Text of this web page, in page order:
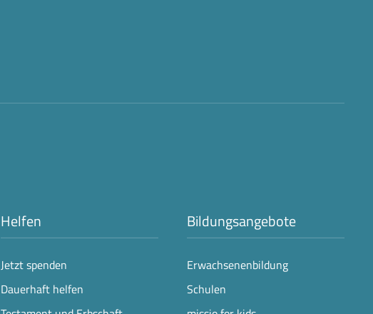
Helfen
Jetzt spenden
Dauerhaft helfen
Bildungsangebote
Erwachsenenbildung
Schulen